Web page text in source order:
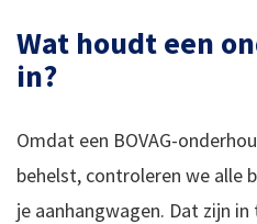
Wat houdt een
in?
Omdat een BOVAG-
behelst, controleren we alle
je aanhangwagen. Dat zijn